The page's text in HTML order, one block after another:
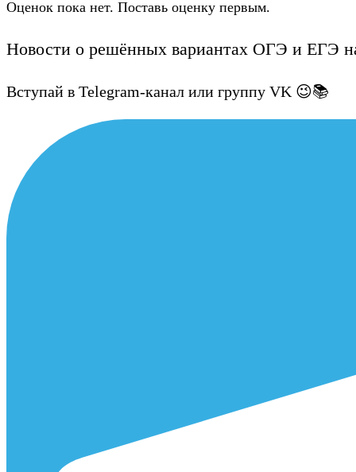
Оценок пока нет. Поставь оценку первым.
Новости о решённых вариантах ОГЭ и ЕГЭ
Вступай в Telegram-канал или группу VK 😉📚